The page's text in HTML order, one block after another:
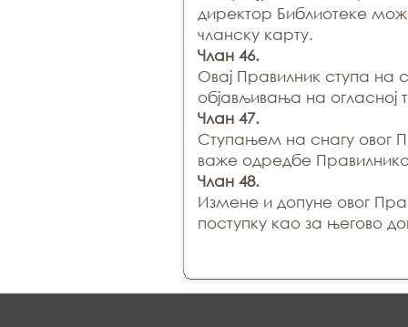
директор Библиотеке
чланску карту.
Члан 46.
Овај Правилник ступа на
објављивања на огласној
Члан 47.
Ступањем на снагу овог
важе одредбе Правилника
Члан 48.
Измене и допуне овог
поступку као за његово